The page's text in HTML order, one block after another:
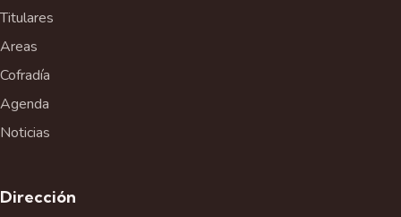
Titulares
Areas
Cofradía
Agenda
Noticias
Dirección